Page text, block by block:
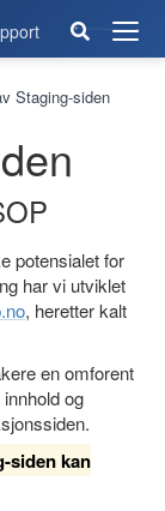
Åpne
Staging-siden
potensialet for
har vi utviklet
, heretter kalt
en omforent
og
siden kan